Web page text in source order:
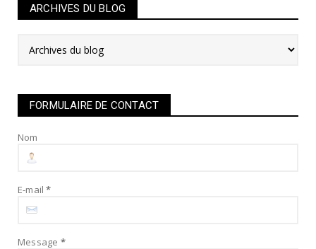
ARCHIVES DU BLOG
FORMULAIRE DE CONTACT
Nom
E-mail*
Message *